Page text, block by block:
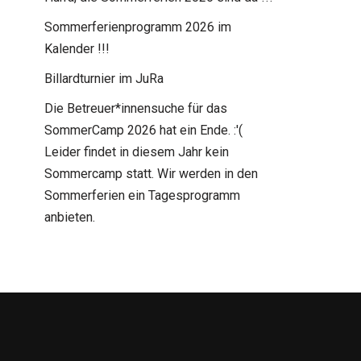
Sommerferienprogramm 2026 im
Kalender !!!
Billardturnier im JuRa
Die Betreuer*innensuche für das
SommerCamp 2026 hat ein Ende. :'(
Leider findet in diesem Jahr kein
Sommercamp statt. Wir werden in den
Sommerferien ein Tagesprogramm
anbieten.